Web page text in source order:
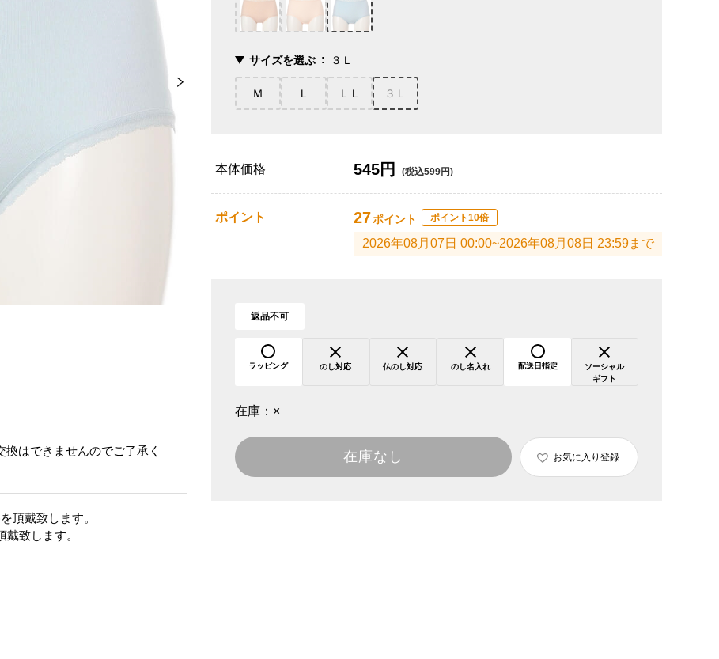
はできませんのでご了承く
を頂戴致します。
致します。
サイズを選ぶ ３Ｌ
Ｍ Ｌ ＬＬ ３Ｌ
本体価格 545円 (税込599円)
ポイント 27ポイント ポイント10倍
2026年08月07日 00:00~2026年08月08日 23:59まで
返品不可
ラッピング のし対応 仏のし対応 のし名入れ 配送日指定
ソーシャル
ギフト
在庫： ×
在庫なし お気に入り登録